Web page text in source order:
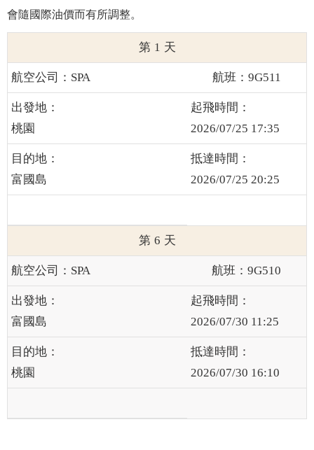
會隨國際油價而有所調整。
1
SPA 9G511
桃園 2026/07/25 17:35
富國島 2026/07/25 20:25
6
SPA 9G510
富國島 2026/07/30 11:25
桃園 2026/07/30 16:10